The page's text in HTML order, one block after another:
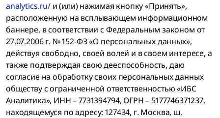
analytics.ru/и (или) нажимая кнопку «Принять»,
расположенную на всплывающем информационном
баннере, в соответствии с Федеральным законом от
27.07.2006 г. № 152-ФЗ «О персональных данных»,
действуя свободно, своей волей и в своем интересе, а
также подтверждая свою дееспособность, даю
согласие на обработку своих персональных данных
обществу с ограниченной ответственностью «ИБС
Аналитика», ИНН – 7731394794, ОГРН – 5177746371237,
находящемуся по адресу: 127434, г. Москва, ш.